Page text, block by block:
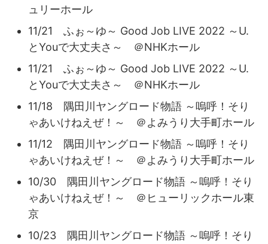
ュリーホール
11/21 ふぉ～ゆ～ Good Job LIVE 2022 ～U.
とYouで大丈夫さ～ ＠NHKホール
11/21 ふぉ～ゆ～ Good Job LIVE 2022 ～U.
とYouで大丈夫さ～ ＠NHKホール
11/18 隅田川ヤングロード物語 ～嗚呼！そり
ゃあいけねえぜ！～ ＠よみうり大手町ホール
11/12 隅田川ヤングロード物語 ～嗚呼！そり
ゃあいけねえぜ！～ ＠よみうり大手町ホール
10/30 隅田川ヤングロード物語 ～嗚呼！そり
ゃあいけねえぜ！～ ＠ヒューリックホール東
京
10/23 隅田川ヤングロード物語 ～嗚呼！そり